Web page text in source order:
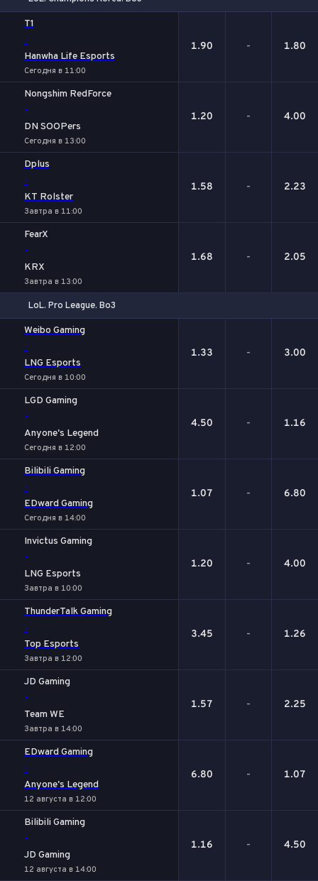
T1
-
Hanwha Life Esports
Сегодня в 11:00
1.90 - 1.80
Nongshim RedForce
-
DN SOOPers
Сегодня в 13:00
1.20 - 4.00
Dplus
-
KT Rolster
Завтра в 11:00
1.58 - 2.23
FearX
-
KRX
Завтра в 13:00
1.68 - 2.05
LoL. Pro League. Bo3
Weibo Gaming
-
LNG Esports
Сегодня в 10:00
1.33 - 3.00
LGD Gaming
-
Anyone's Legend
Сегодня в 12:00
4.50 - 1.16
Bilibili Gaming
-
EDward Gaming
Сегодня в 14:00
1.07 - 6.80
Invictus Gaming
-
LNG Esports
Завтра в 10:00
1.20 - 4.00
ThunderTalk Gaming
-
Top Esports
Завтра в 12:00
3.45 - 1.26
JD Gaming
-
Team WE
Завтра в 14:00
1.57 - 2.25
EDward Gaming
-
Anyone's Legend
12 августа в 12:00
6.80 - 1.07
Bilibili Gaming
-
JD Gaming
12 августа в 14:00
1.16 - 4.50